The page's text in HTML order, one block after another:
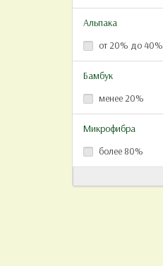
Альпака
от 20% до 40%
Бамбук
менее 20%
Микрофибра
более 80%